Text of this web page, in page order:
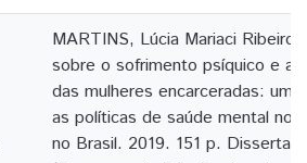
MARTINS, Lúcia Mariaci
sobre o sofrimento psíquico e
das mulheres encarceradas: um
as políticas de saúde mental no
no Brasil. 2019. 151 p.